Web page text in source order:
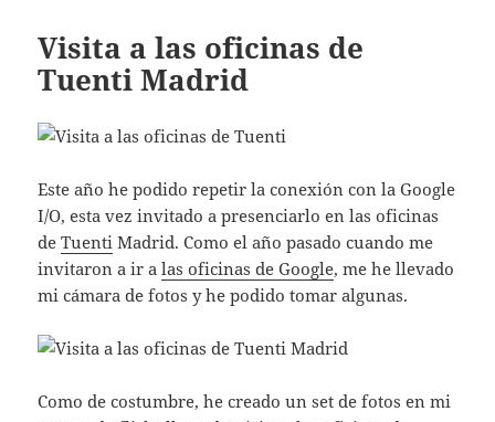
Visita a las oficinas de
Tuenti Madrid
Este año he podido repetir la conexión con la Google
I/O, esta vez invitado a presenciarlo en las oficinas
deTuenti Madrid. Como el año pasado cuando me
invitaron a ir alas oficinas de Google, me he llevado
mi cámara de fotos y he podido tomar algunas.
Como de costumbre, he creado un set de fotos en mi